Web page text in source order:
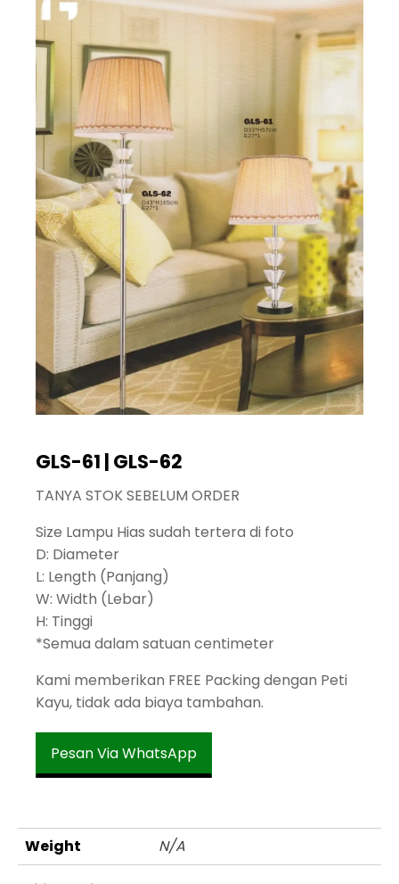
GLS-61 | GLS-62
TANYA STOK SEBELUM ORDER
Size Lampu Hias sudah tertera di foto
D: Diameter
L: Length (Panjang)
W: Width (Lebar)
H: Tinggi
*Semua dalam satuan centimeter
Kami memberikan FREE Packing dengan Peti
Kayu, tidak ada biaya tambahan.
Pesan Via WhatsApp
Weight N/A